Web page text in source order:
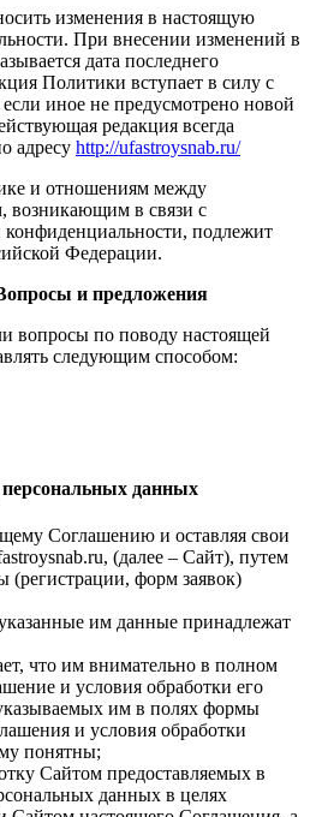
изменения в настоящую
При внесении изменений в
дата последнего
Политики вступает в силу с
иное не предусмотрено новой
редакция всегда
адресу http://ufastroysnab.ru/
и отношениям между
возникающим в связи с
подлежит
Федерации.
и предложения
вопросы по поводу настоящей
следующим способом:
персональных данных
Соглашению и оставляя свои
(далее – Сайт), путем
(регистрации, форм заявок)
им данные принадлежат
что им внимательно в полном
и условия обработки его
им в полях формы
и условия обработки
понятны;
Сайтом предоставляемых в
данных в целях